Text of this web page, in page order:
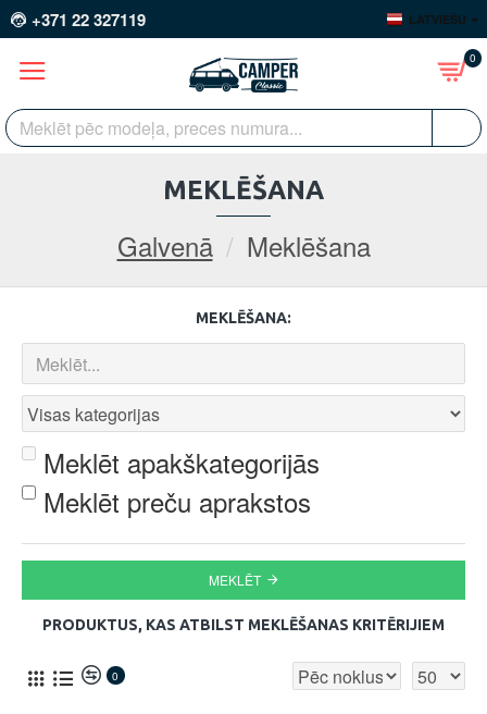
+371 22 327119 LATVIEŠU
0
Galvenā Meklēšana
MEKLĒŠANA
MEKLĒŠANA:
Meklēt apakškategorijās
Meklēt preču aprakstos
MEKLĒT
PRODUKTUS, KAS ATBILST MEKLĒŠANAS KRITĒRIJIEM
0